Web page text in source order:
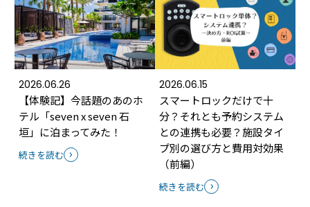
2026.06.26
【体験記】今話題のあのホ
テル「seven x seven 石
垣」に泊まってみた！
続きを読む
2026.06.15
スマートロックだけで十
分？それとも予約システム
との連携も必要？施設タイ
プ別の選び方と費用対効果
（前編）
続きを読む